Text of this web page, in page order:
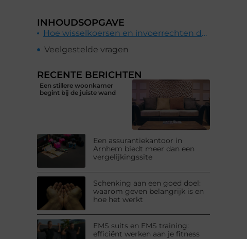
INHOUDSOPGAVE
Hoe wisselkoersen en invoerrechten de kosten beïnvloeden
Veelgestelde vragen
RECENTE BERICHTEN
Een stillere woonkamer
begint bij de juiste wand
Een assurantiekantoor in
Arnhem biedt meer dan een
vergelijkingssite
Schenking aan een goed doel:
waarom geven belangrijk is en
hoe het werkt
EMS suits en EMS training:
efficiënt werken aan je fitness